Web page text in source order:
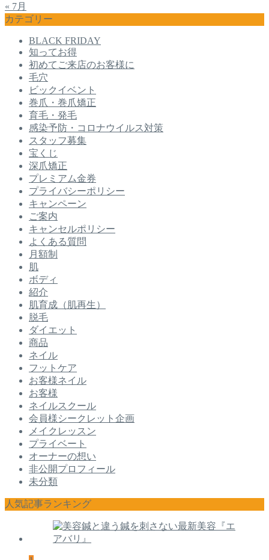
« 7月
カテゴリー
BLACK FRIDAY
知ってお得
初めてご来店のお客様に
毛穴
ビックイベント
巻爪・巻爪矯正
育毛・発毛
感染予防・コロナウイルス対策
スタッフ募集
宝くじ
深爪矯正
プレミアム金券
プライバシーポリシー
キャンペーン
ご案内
キャンセルポリシー
よくある質問
月額制
肌
ボディ
紹介
肌育成（肌再生）
脱毛
ダイエット
商品
ネイル
フットケア
お客様ネイル
お客様
ネイルスクール
会員様シークレット企画
メイクレッスン
プライベート
オーナーの想い
非公開プロフィール
未分類
人気記事ランキング